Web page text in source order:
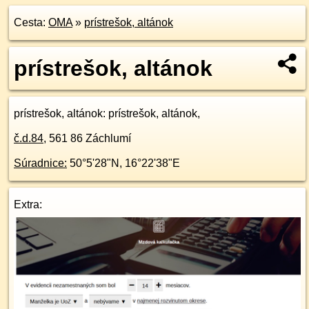
Cesta: OMA» prístrešok, altánok
prístrešok, altánok
prístrešok, altánok: prístrešok, altánok,
č.d.84, 561 86 Záchlumí
Súradnice: 50°5'28"N , 16°22'38"E
Extra: